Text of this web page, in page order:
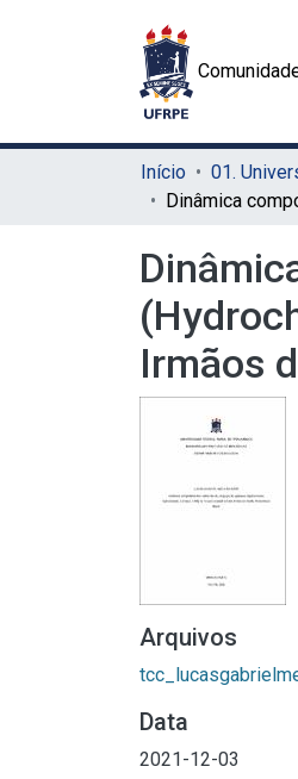
Início
Irmãos
Arquivos
Data
2021-12-03